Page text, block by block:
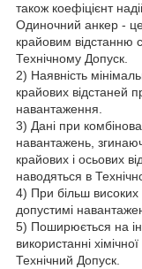
також коефіцієнт
Одиночний анкер -
крайовим відстанню
Технічному Допуск.
2) Наявність
крайових відстаней
навантаження.
3) Дані при
навантажень,
крайових і осьових
наводяться в
4) При більш високих
допустимі
5) Поширюється на
використанні
Технічний Допуск.